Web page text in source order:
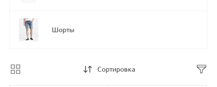
Шорты
Сортировка